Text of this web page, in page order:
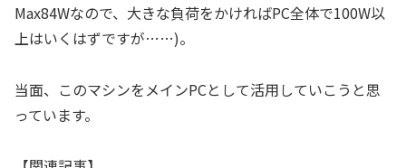
Max84Wなので、大きな負荷をかければPC全体で100W以
上はいくはずですが……)。
当面、このマシンをメインPCとして活用していこうと思
っています。